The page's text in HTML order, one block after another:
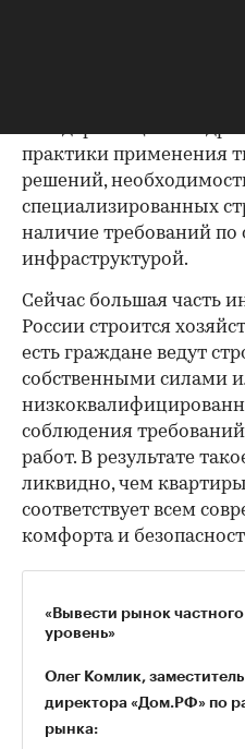
практики применения
решений,
специализированных
наличие требований по
инфраструктурой.
Сейчас большая часть
России строится
есть граждане ведут
собственными силами
соблюдения
работ. В результате
ликвидно, чем
соответствует всем
комфорта и
«Вывести рынок
уровень»
Олег Комлик,
директора «Дом.РФ» по
рынка: